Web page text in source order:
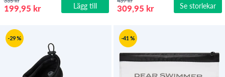
Lägg till
199,95 kr Se storlekar
309,95 kr
-29 % -41 %